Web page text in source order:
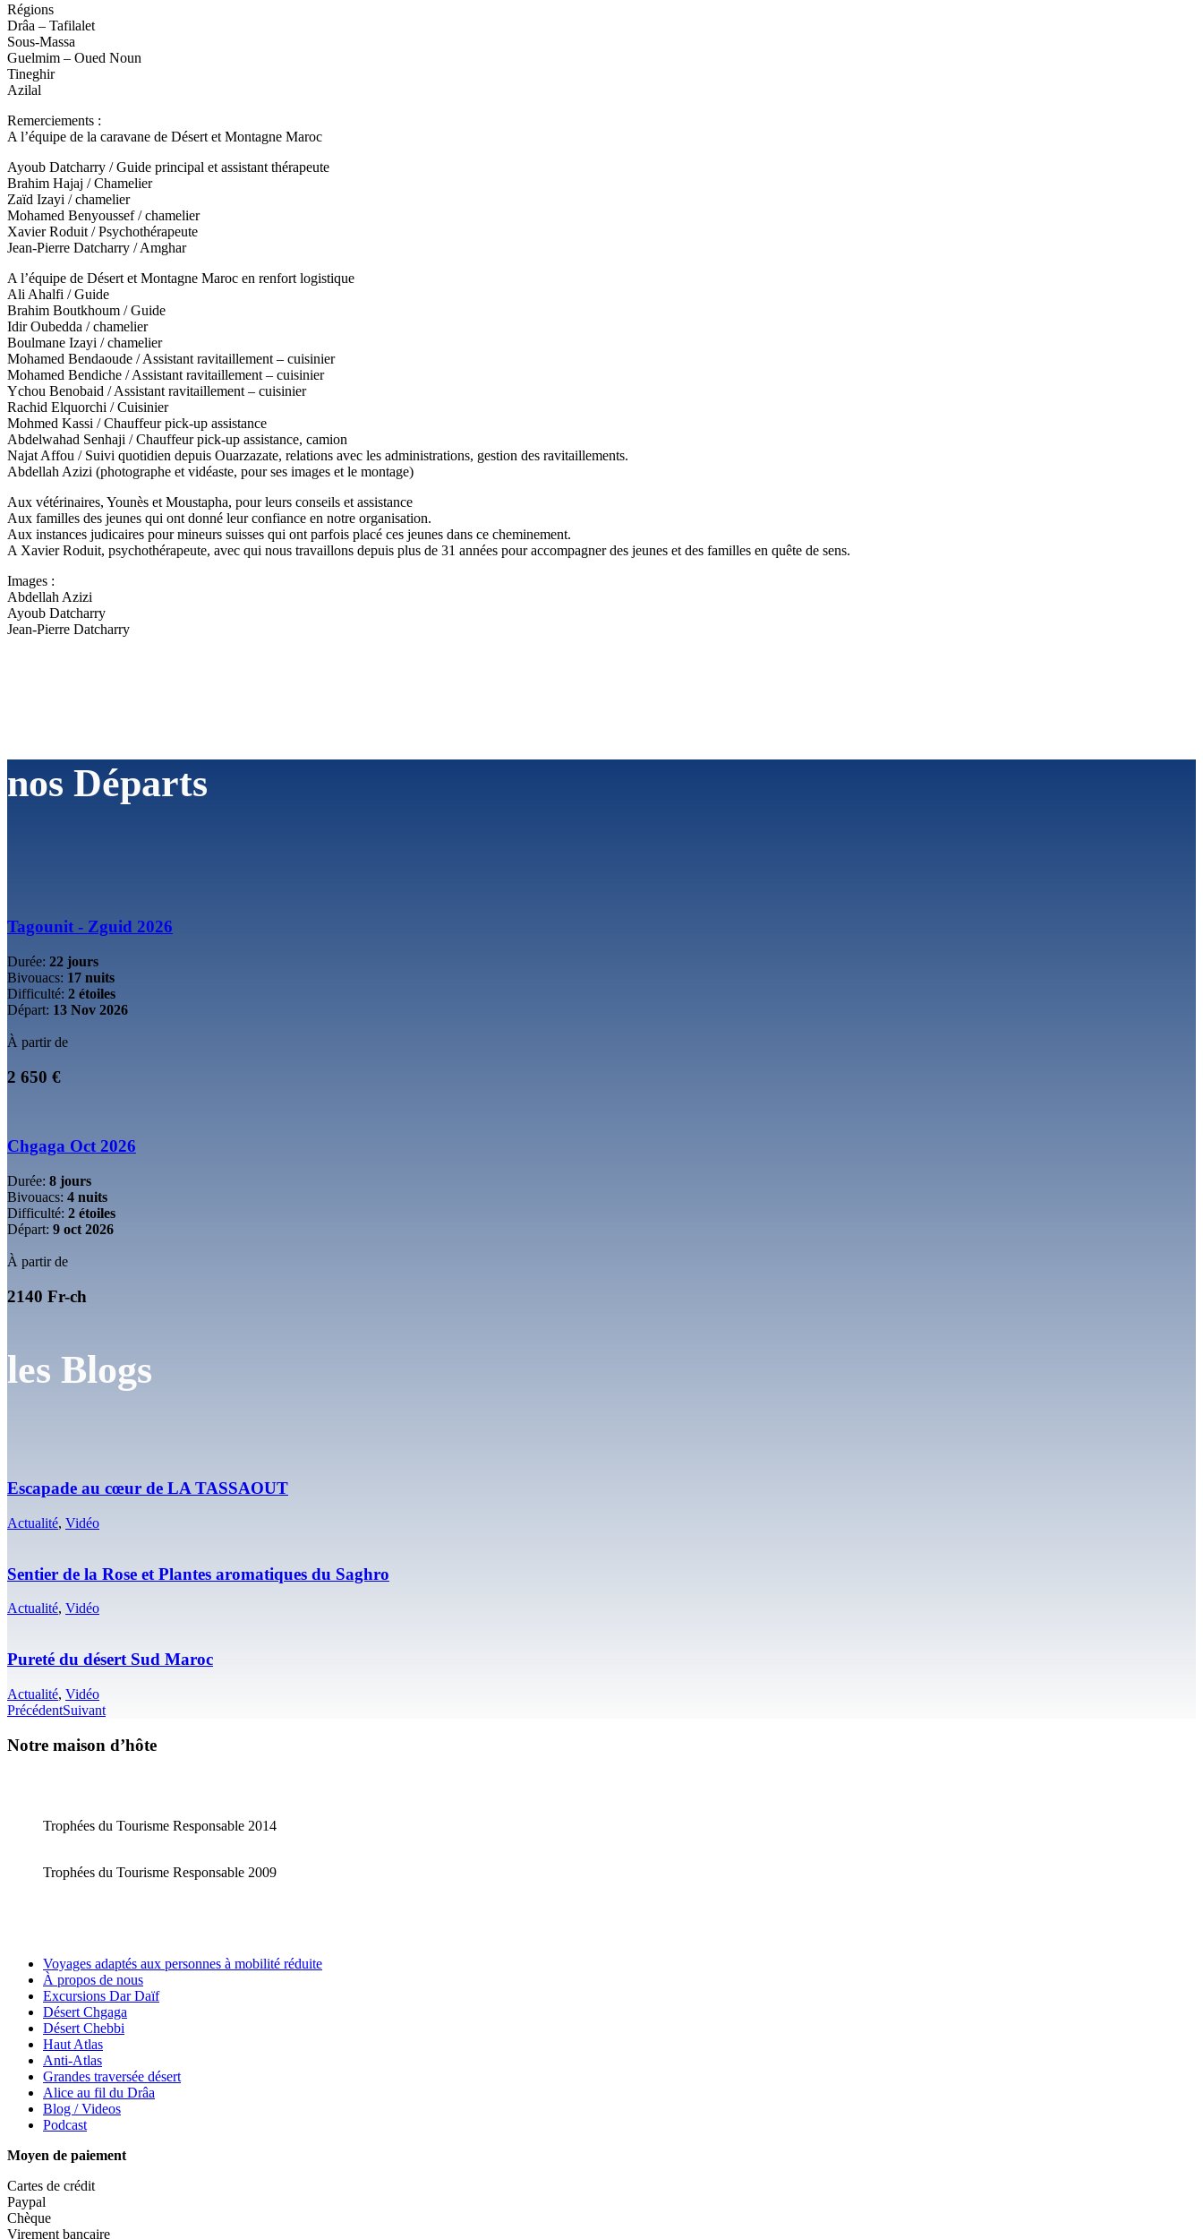
Régions
Drâa – Tafilalet
Sous-Massa
Guelmim – Oued Noun
Tineghir
Azilal
Remerciements :
A l’équipe de la caravane de Désert et Montagne Maroc
Ayoub Datcharry / Guide principal et assistant thérapeute
Brahim Hajaj / Chamelier
Zaïd Izayi / chamelier
Mohamed Benyoussef / chamelier
Xavier Roduit / Psychothérapeute
Jean-Pierre Datcharry / Amghar
A l’équipe de Désert et Montagne Maroc en renfort logistique
Ali Ahalfi / Guide
Brahim Boutkhoum / Guide
Idir Oubedda / chamelier
Boulmane Izayi / chamelier
Mohamed Bendaoude / Assistant ravitaillement – cuisinier
Mohamed Bendiche / Assistant ravitaillement – cuisinier
Ychou Benobaid / Assistant ravitaillement – cuisinier
Rachid Elquorchi / Cuisinier
Mohmed Kassi / Chauffeur pick-up assistance
Abdelwahad Senhaji / Chauffeur pick-up assistance, camion
Najat Affou / Suivi quotidien depuis Ouarzazate, relations avec les administrations, gestion des ravitaillements.
Abdellah Azizi (photographe et vidéaste, pour ses images et le montage)
Aux vétérinaires, Younès et Moustapha, pour leurs conseils et assistance
Aux familles des jeunes qui ont donné leur confiance en notre organisation.
Aux instances judicaires pour mineurs suisses qui ont parfois placé ces jeunes dans ce cheminement.
A Xavier Roduit, psychothérapeute, avec qui nous travaillons depuis plus de 31 années pour accompagner des jeunes et des familles en quête de sens.
Images :
Abdellah Azizi
Ayoub Datcharry
Jean-Pierre Datcharry
nos Départs
Tagounit - Zguid 2026
Durée: 22 jours
Bivouacs: 17 nuits
Difficulté: 2 étoiles
Départ: 13 Nov 2026
À partir de
2 650 €
Chgaga Oct 2026
Durée: 8 jours
Bivouacs: 4 nuits
Difficulté: 2 étoiles
Départ: 9 oct 2026
À partir de
2140 Fr-ch
les Blogs
Escapade au cœur de LA TASSAOUT
Actualité, Vidéo
Sentier de la Rose et Plantes aromatiques du Saghro
Actualité, Vidéo
Pureté du désert Sud Maroc
Actualité, Vidéo
PrécédentSuivant
Notre maison d’hôte
Trophées du Tourisme Responsable 2014
Trophées du Tourisme Responsable 2009
Voyages adaptés aux personnes à mobilité réduite
À propos de nous
Excursions Dar Daïf
Désert Chgaga
Désert Chebbi
Haut Atlas
Anti-Atlas
Grandes traversée désert
Alice au fil du Drâa
Blog / Videos
Podcast
Moyen de paiement
Cartes de crédit
Paypal
Chèque
Virement bancaire